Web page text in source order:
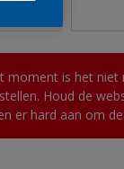
moment is het
Houd de
er hard aan om